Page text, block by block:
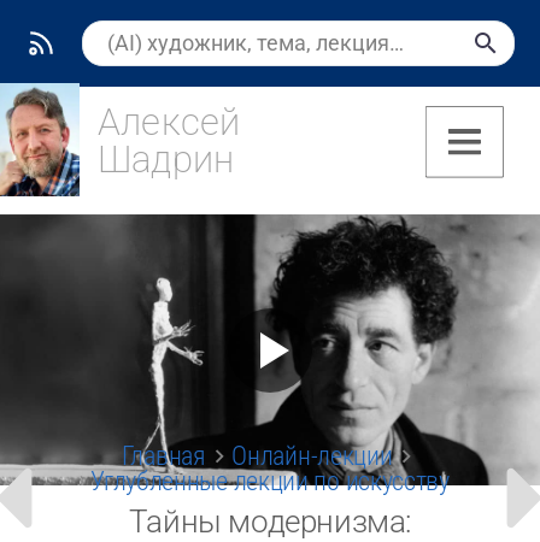
Алексей
Шадрин
Главная
Онлайн-лекции
Углубленные лекции по искусству
Тайны модернизма: